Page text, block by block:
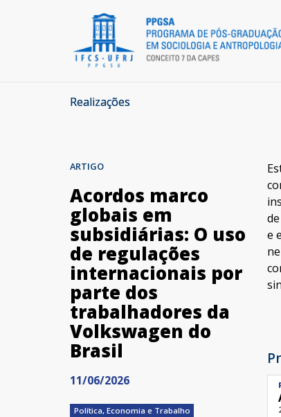
Realizações
ARTIGO
Acordos marco
globais em
subsidiárias: O uso
de regulações
internacionais por
parte dos
trabalhadores da
Volkswagen do
Brasil
11/06/2026
Política, Economia e Trabalho
e